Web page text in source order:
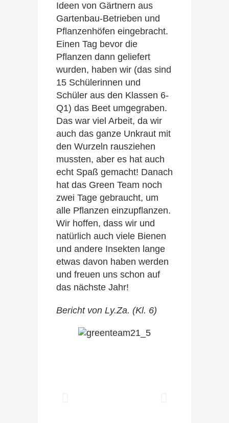
Ideen von Gärtnern aus
Gartenbau-Betrieben und
Pflanzenhöfen eingebracht.
Einen Tag bevor die
Pflanzen dann geliefert
wurden, haben wir (das sind
15 Schülerinnen und
Schüler aus den Klassen 6-
Q1) das Beet umgegraben.
Das war viel Arbeit, da wir
auch das ganze Unkraut mit
den Wurzeln rausziehen
mussten, aber es hat auch
echt Spaß gemacht! Danach
hat das Green Team noch
zwei Tage gebraucht, um
alle Pflanzen einzupflanzen.
Wir hoffen, dass wir und
natürlich auch viele Bienen
und andere Insekten lange
etwas davon haben werden
und freuen uns schon auf
das nächste Jahr!
Bericht von Ly.Za. (Kl. 6)